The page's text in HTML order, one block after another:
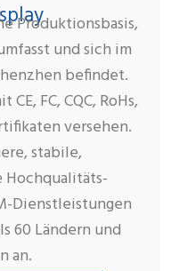
Produktionsbasis,
und sich im
befindet.
FC, CQC, RoHs,
versehen.
stabile,
Dienstleistungen
60 Ländern und
an.